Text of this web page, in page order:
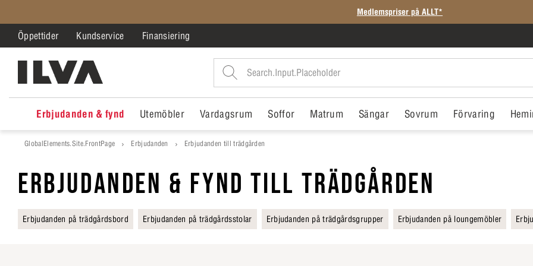
Medlemspriser på ALLT*
Öppettider Kundservice Finansiering
Erbjudanden & fynd Utemöbler Vardagsrum Soffor Matrum Sängar Sovrum Förvaring
GlobalElements.Site.FrontPage Erbjudanden Erbjudanden till trädgården
ERBJUDANDEN & FYND TILL TRÄDGÅRDEN
Erbjudanden på trädgårdsbord Erbjudanden på trädgårdsstolar Erbjudanden på trädgårdsgrupper Erbjudanden på loungemöbler